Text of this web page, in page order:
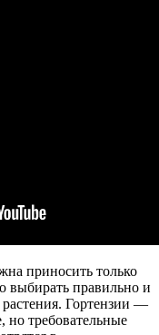
приносить только
выбирать правильно и
Гортензии —
но требовательные